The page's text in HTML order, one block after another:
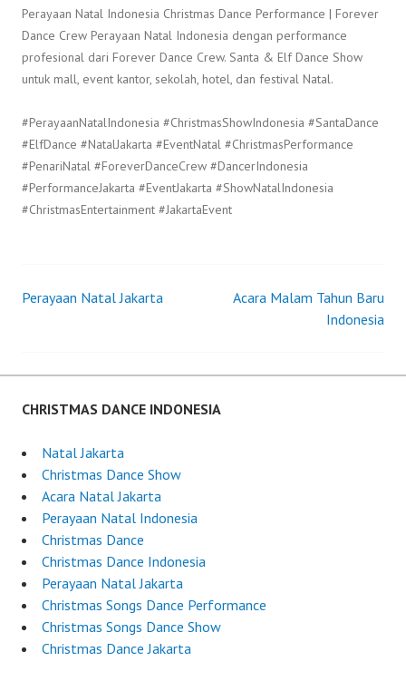
Perayaan Natal Indonesia Christmas Dance Performance | Forever
Dance Crew Perayaan Natal Indonesia dengan performance
profesional dari Forever Dance Crew. Santa & Elf Dance Show
untuk mall, event kantor, sekolah, hotel, dan festival Natal.
#PerayaanNatalIndonesia #ChristmasShowIndonesia #SantaDance
#ElfDance #NatalJakarta #EventNatal #ChristmasPerformance
#PenariNatal #ForeverDanceCrew #DancerIndonesia
#PerformanceJakarta #EventJakarta #ShowNatalIndonesia
#ChristmasEntertainment #JakartaEvent
Post
Perayaan Natal Jakarta
Acara Malam Tahun Baru
Indonesia
CHRISTMAS DANCE INDONESIA
Natal Jakarta
Christmas Dance Show
Acara Natal Jakarta
Perayaan Natal Indonesia
Christmas Dance
Christmas Dance Indonesia
Perayaan Natal Jakarta
Christmas Songs Dance Performance
Christmas Songs Dance Show
Christmas Dance Jakarta